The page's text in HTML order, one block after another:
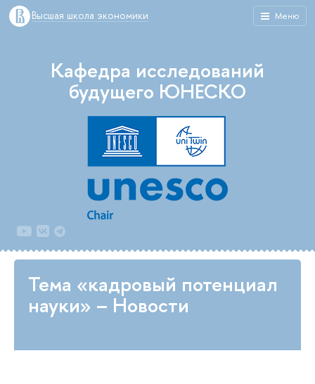
Меню
Высшая школа экономики
Кафедра исследований
будущего ЮНЕСКО
Тема «кадровый потенциал
науки» – Новости